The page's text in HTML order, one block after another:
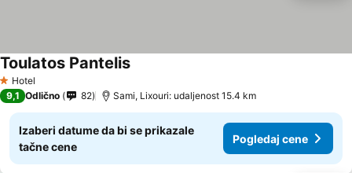
1 Zvezdice
Hotel
Toulatos Pantelis
9,1 Odlično 82 Sami, Lixouri: udaljenost 15.4 km
Izaberi datume da bi se prikazale
tačne cene
Pogledaj cene